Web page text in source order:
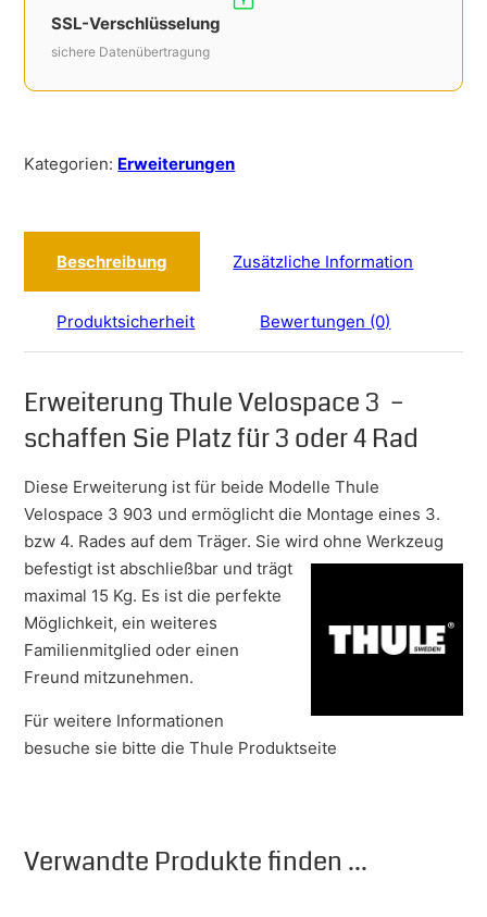
SSL-Verschlüsselung
sichere Datenübertragung
Kategorien: Erweiterungen
Beschreibung Zusätzliche Information
Produktsicherheit Bewertungen (0)
Erweiterung Thule Velospace 3 –
schaffen Sie Platz für 3 oder 4 Rad
Diese Erweiterung ist für beide Modelle Thule
Velospace 3 903 und ermöglicht die Montage eines 3.
bzw 4. Rades auf dem Träger. Sie wird ohne Werkzeug
befestigt ist abschließbar und trägt
maximal 15 Kg. Es ist die perfekte
Möglichkeit, ein weiteres
Familienmitglied oder einen
Freund mitzunehmen.
Für weitere Informationen
besuche sie bitte die Thule Produktseite
Verwandte Produkte finden ...